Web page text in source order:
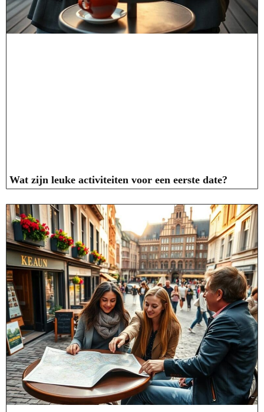
Wat zijn leuke activiteiten voor een eerste date?